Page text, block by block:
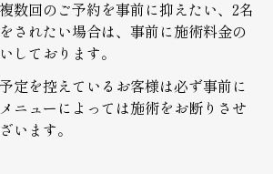
数回のご予約を事前に抑えたい、2名
されたい場合は、事前に施術料金の
しております。
定を控えているお客様は必ず事前に
ニューによっては施術をお断りさせ
います。